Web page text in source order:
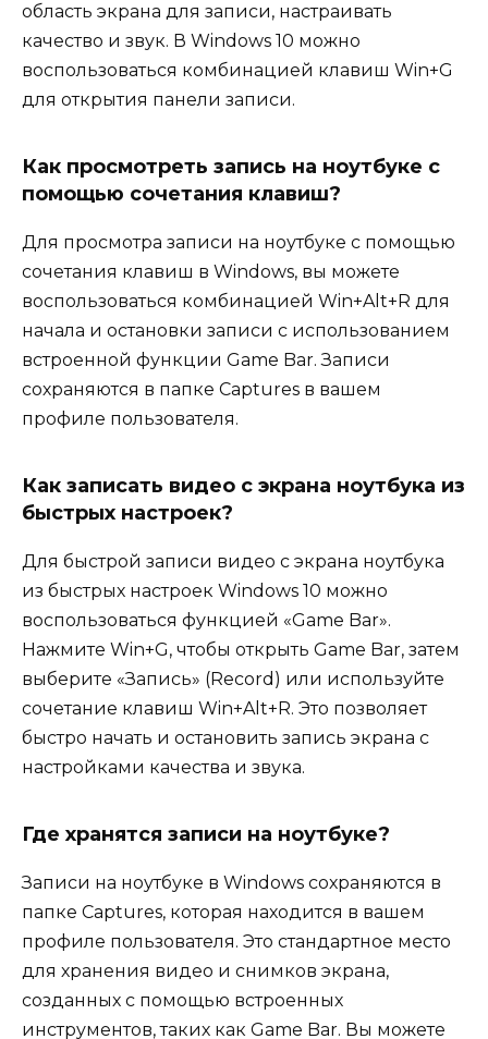
область экрана для записи, настраивать
качество и звук. В Windows 10 можно
воспользоваться комбинацией клавиш Win+G
для открытия панели записи.
Как просмотреть запись на ноутбуке с
помощью сочетания клавиш?
Для просмотра записи на ноутбуке с помощью
сочетания клавиш в Windows, вы можете
воспользоваться комбинацией Win+Alt+R для
начала и остановки записи с использованием
встроенной функции Game Bar. Записи
сохраняются в папке Captures в вашем
профиле пользователя.
Как записать видео с экрана ноутбука из
быстрых настроек?
Для быстрой записи видео с экрана ноутбука
из быстрых настроек Windows 10 можно
воспользоваться функцией «Game Bar».
Нажмите Win+G, чтобы открыть Game Bar, затем
выберите «Запись» (Record) или используйте
сочетание клавиш Win+Alt+R. Это позволяет
быстро начать и остановить запись экрана с
настройками качества и звука.
Где хранятся записи на ноутбуке?
Записи на ноутбуке в Windows сохраняются в
папке Captures, которая находится в вашем
профиле пользователя. Это стандартное место
для хранения видео и снимков экрана,
созданных с помощью встроенных
инструментов, таких как Game Bar. Вы можете